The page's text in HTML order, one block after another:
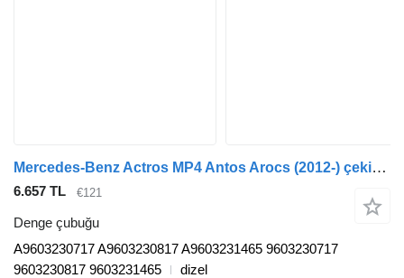
Mercedes-Benz Actros MP4 Antos Arocs (2012-) çekici için Mercedes-Benz actros mp4 1840 (01.12-) A9603230717 denge çubuğu
6.657 TL €121
Denge çubuğu
A9603230717 A9603230817 A9603231465 9603230717
9603230817 9603231465
dizel